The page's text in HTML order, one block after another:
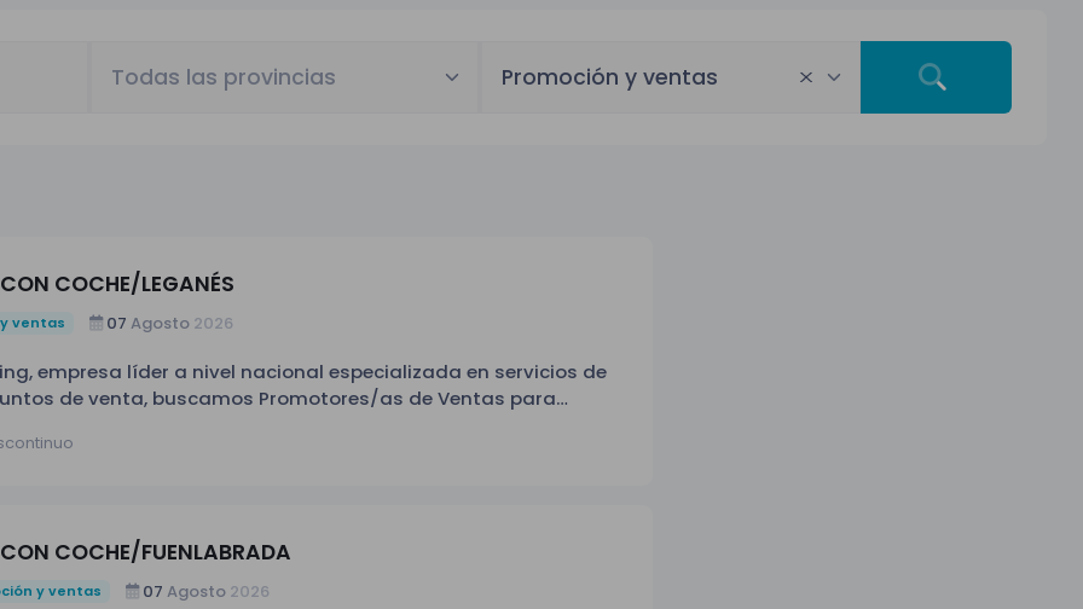
Todas las provincias Promoción y ventas
COCHE/LEGANÉS
ventas 07 Agosto 2026
empresa líder a nivel nacional especializada en servicios de
de venta, buscamos Promotores/as de Ventas para
comerciales y te gusta trabajar de cara al público,
ventas o atención al cliente (valorable). -Perfil comercial,
COCHE/FUENLABRADA
y ventas 07 Agosto 2026